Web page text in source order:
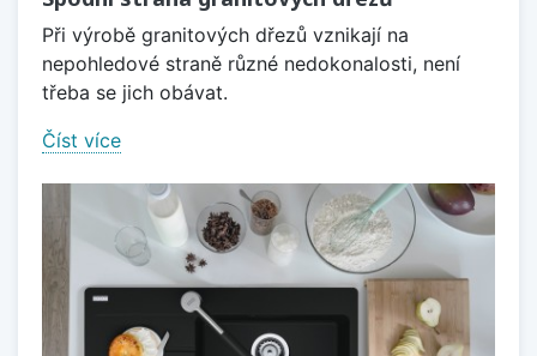
Při výrobě granitových dřezů vznikají na
nepohledové straně různé nedokonalosti, není
třeba se jich obávat.
Číst více